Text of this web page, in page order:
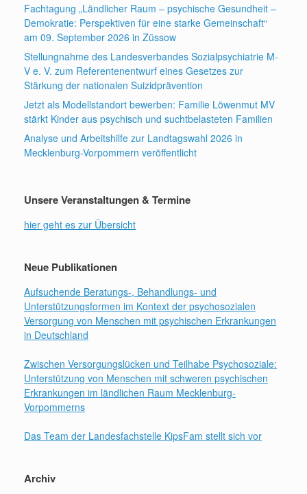
Fachtagung „Ländlicher Raum – psychische Gesundheit –
Demokratie: Perspektiven für eine starke Gemeinschaft“
am 09. September 2026 in Züssow
Stellungnahme des Landesverbandes Sozialpsychiatrie M-
V e. V. zum Referentenentwurf eines Gesetzes zur
Stärkung der nationalen Suizidprävention
Jetzt als Modellstandort bewerben: Familie Löwenmut MV
stärkt Kinder aus psychisch und suchtbelasteten Familien
Analyse und Arbeitshilfe zur Landtagswahl 2026 in
Mecklenburg-Vorpommern veröffentlicht
Unsere Veranstaltungen & Termine
hier geht es zur Übersicht
Neue Publikationen
Aufsuchende Beratungs-, Behandlungs- und
Unterstützungsformen im Kontext der psychosozialen
Versorgung von Menschen mit psychischen Erkrankungen
in Deutschland
Zwischen Versorgungslücken und Teilhabe Psychosoziale:
Unterstützung von Menschen mit schweren psychischen
Erkrankungen im ländlichen Raum Mecklenburg-
Vorpommerns
Das Team der Landesfachstelle KipsFam stellt sich vor
Archiv